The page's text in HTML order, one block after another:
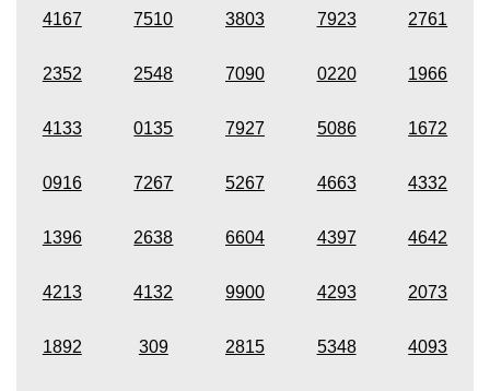
4167 7510 3803 7923 2761
2352 2548 7090 0220 1966
4133 0135 7927 5086 1672
0916 7267 5267 4663 4332
1396 2638 6604 4397 4642
4213 4132 9900 4293 2073
1892 309 2815 5348 4093